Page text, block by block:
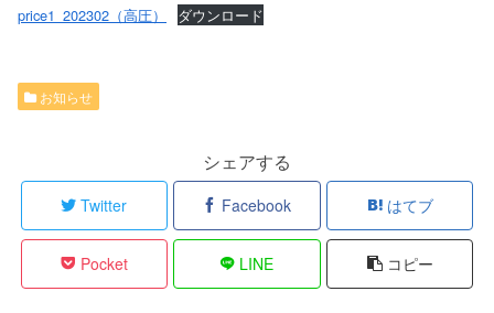
price1_202302（高圧） ダウンロード
お知らせ
シェアする
Twitter Facebook はてブ
Pocket LINE コピー